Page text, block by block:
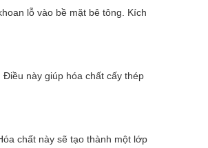
lỗ vào bề mặt bê tông. Kích
này giúp hóa chất cấy thép
chất này sẽ tạo thành một lớp